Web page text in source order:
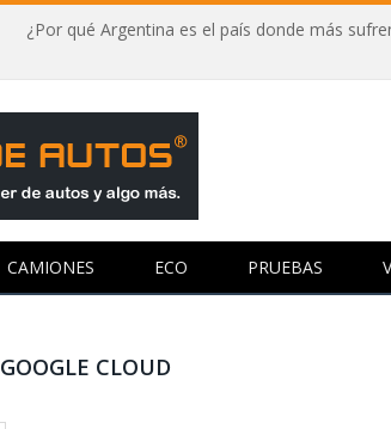
¿Por qué Argentina es el país donde más
CAMIONES ECO PRUEBAS
GOOGLE CLOUD